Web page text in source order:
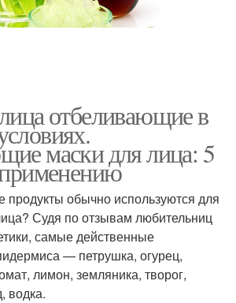
отбеливающие в
маски для лица: 5
продукты обычно используются для
Судя по отзывам любительниц
самые действенные
— петрушка, огурец,
лимон, земляника, творог,
водка.